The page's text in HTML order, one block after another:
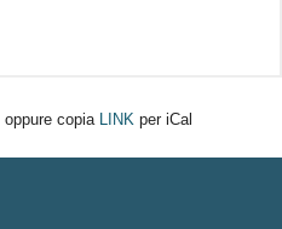
oppure copia LINK per iCal